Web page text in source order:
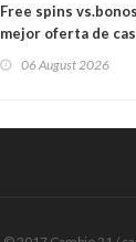
Free spins
mejor oferta de
06 August 2026